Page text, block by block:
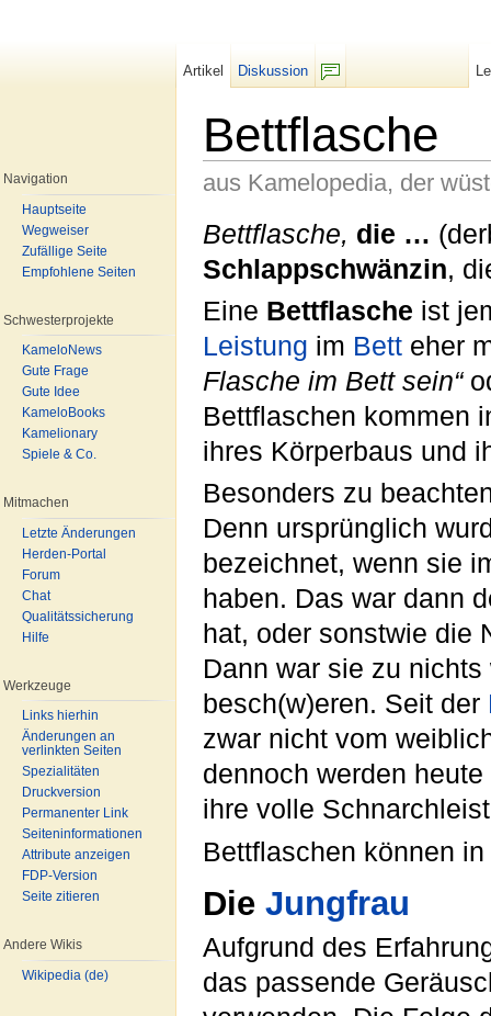
Bettflasche
aus Kamelopedia, der
Bettflasche, die …
Schlappschwänzin,
Eine Bettflasche ist
Leistung im Bett eher
Flasche im Bett sein“
Bettflaschen kommen
ihres Körperbaus und
Besonders zu
Denn ursprünglich
bezeichnet, wenn sie
haben. Das war dann
hat, oder sonstwie die
Dann war sie zu
besch(w)eren. Seit der
zwar nicht vom
dennoch werden
ihre volle
Bettflaschen können
Die Jungfrau
Aufgrund des
das passende
Artikel
Diskussion
Navigation
Hauptseite
Wegweiser
Zufällige Seite
Empfohlene Seiten
Schwesterprojekte
KameloNews
Gute Frage
Gute Idee
KameloBooks
Kamelionary
Spiele & Co.
Mitmachen
Letzte Änderungen
Herden-Portal
Forum
Chat
Qualitätssicherung
Hilfe
Werkzeuge
Links hierhin
Änderungen an
verlinkten Seiten
Spezialitäten
Druckversion
Permanenter Link
Seiteninformationen
Attribute anzeigen
FDP-Version
Seite zitieren
Andere Wikis
Wikipedia (de)